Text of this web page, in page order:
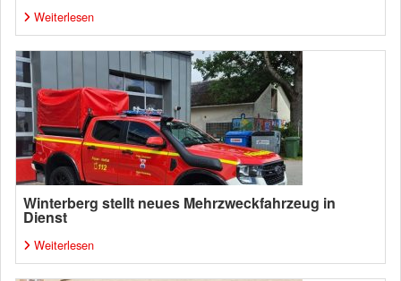
Weiterlesen
Winterberg stellt neues Mehrzweckfahrzeug in
Dienst
Weiterlesen